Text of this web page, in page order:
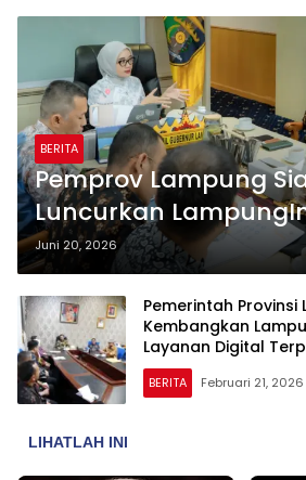
BERITA
Pemprov Lampung
Luncurkan
Pelayanan Publik
Juni 20, 2026
Pemerintah Provinsi
Kembangkan
Layanan Digital
BERITA Februari 21, 2026